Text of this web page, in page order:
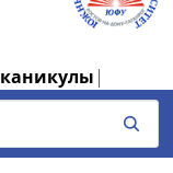
каникулы |